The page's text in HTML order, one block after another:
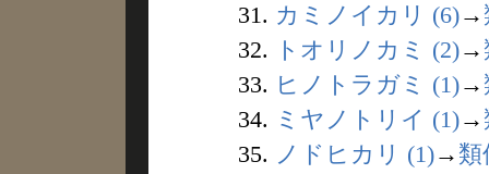
31. カミノイカリ (6)→
32.
トオリノカミ (2)→
33. ヒノトラガミ (1)→
34. ミヤノトリイ (1)→
35. ノドヒカリ (1)→ 類